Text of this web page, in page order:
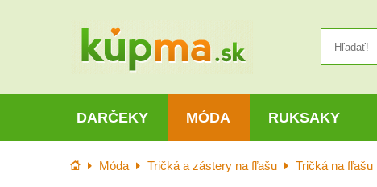
DARČEKY MÓDA RUKSAKY
Úvod Móda Tričká a zástery na fľašu Tričká na fľašu